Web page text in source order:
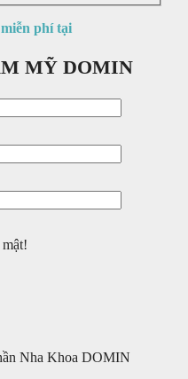
phí tại
MỸ DOMIN
Nha Khoa DOMIN